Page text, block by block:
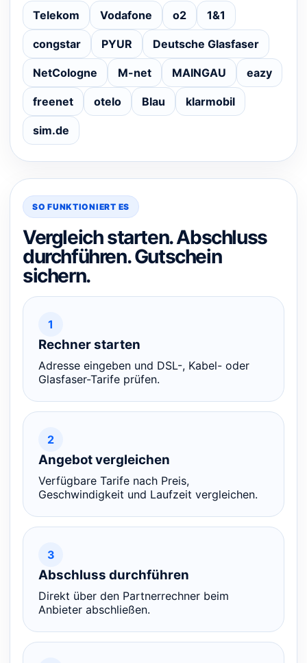
Telekom Vodafone o2 1&1
congstar PYUR Deutsche Glasfaser
NetCologne M-net MAINGAU eazy
freenet otelo Blau klarmobil
sim.de
SO FUNKTIONIERT ES
Vergleich starten. Abschluss
durchführen. Gutschein
sichern.
1
Rechner starten
Adresse eingeben und DSL-, Kabel- oder
Glasfaser-Tarife prüfen.
2
Angebot vergleichen
Verfügbare Tarife nach Preis,
Geschwindigkeit und Laufzeit vergleichen.
3
Abschluss durchführen
Direkt über den Partnerrechner beim
Anbieter abschließen.